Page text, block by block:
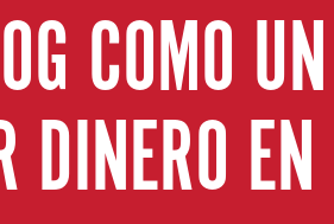
COMO UN
DINERO